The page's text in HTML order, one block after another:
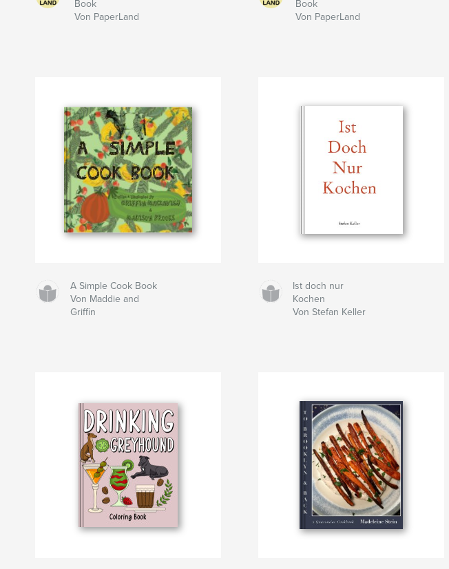
Book
Von PaperLand
Book
Von PaperLand
A Simple Cook Book
Von Maddie and
Griffin
Ist doch nur
Kochen
Von Stefan Keller